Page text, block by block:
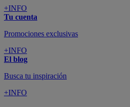
+INFO
Tu cuenta
Promociones exclusivas
+INFO
El blog
Busca tu inspiración
+INFO